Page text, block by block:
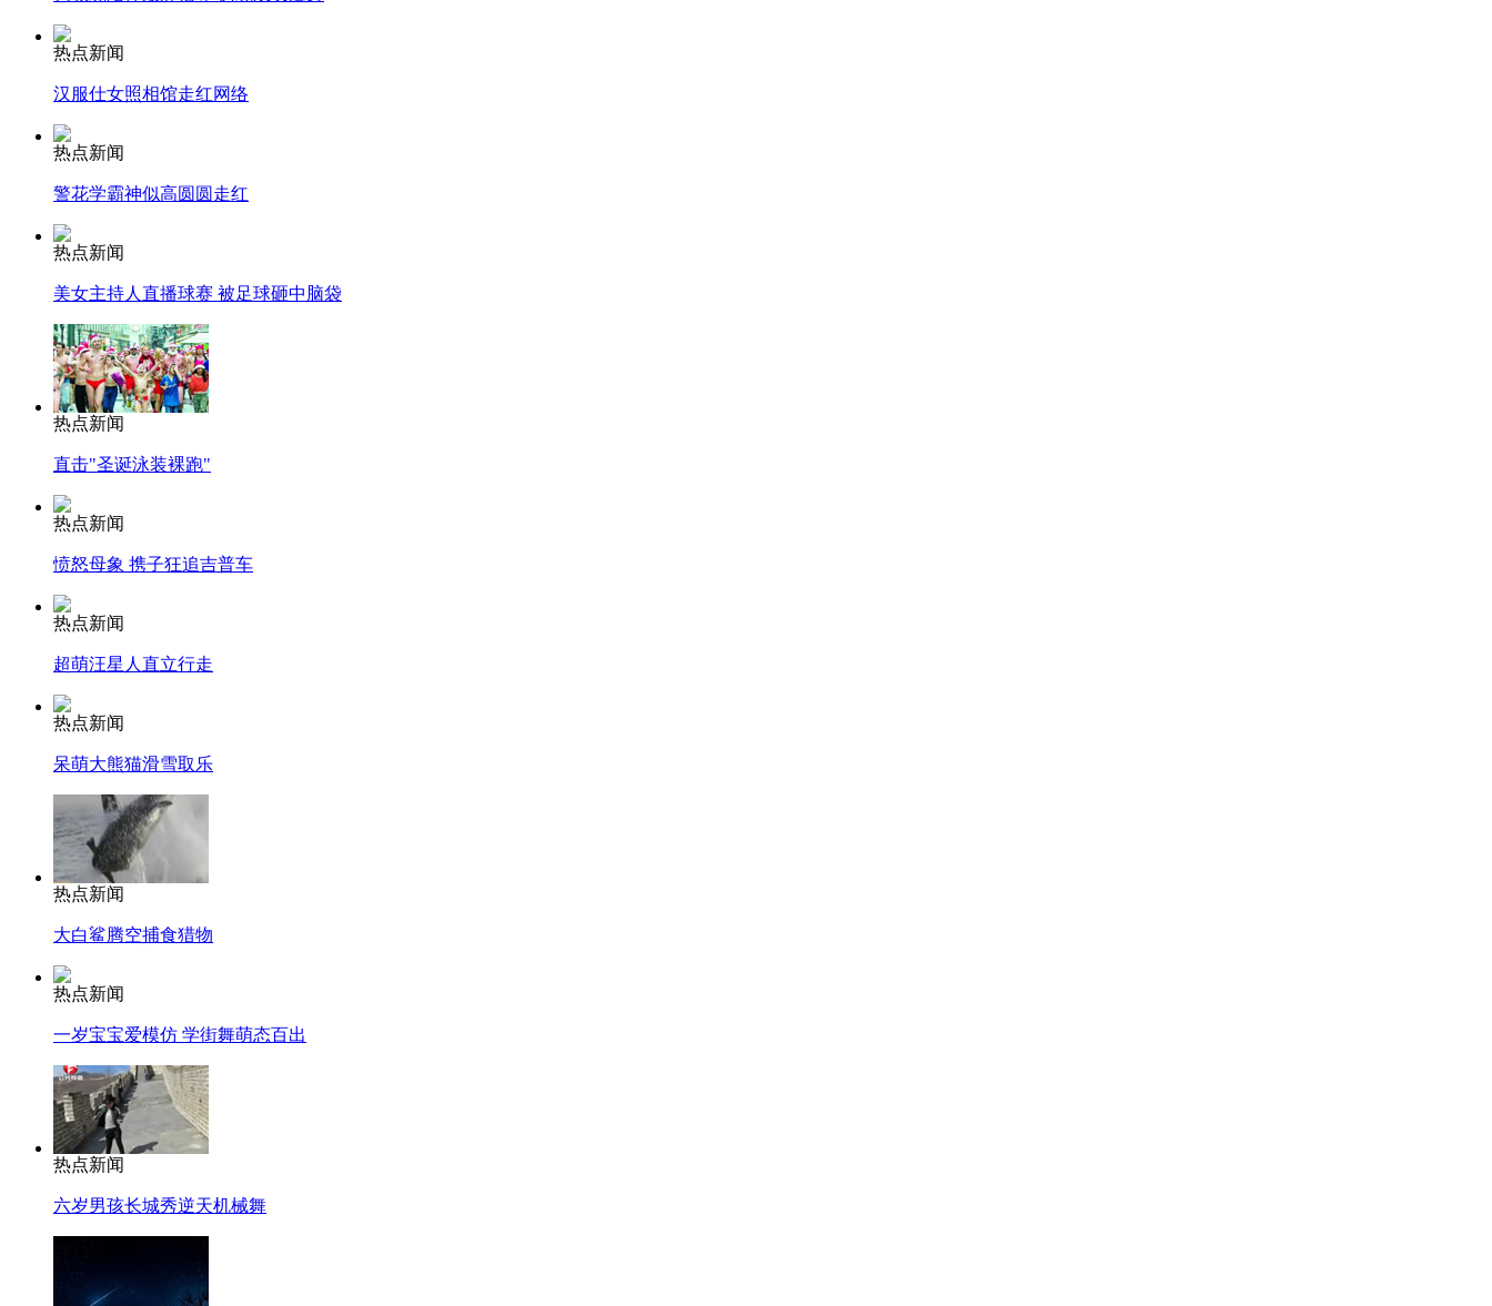
纽约上演“枕头大战”
热点新闻
汉服仕女照相馆走红网络
热点新闻
警花学霸神似高圆圆走红
热点新闻
美女主持人直播球赛 被足球砸中脑袋
热点新闻
直击"圣诞泳装裸跑"
热点新闻
愤怒母象 携子狂追吉普车
热点新闻
超萌汪星人直立行走
热点新闻
呆萌大熊猫滑雪取乐
热点新闻
大白鲨腾空捕食猎物
热点新闻
一岁宝宝爱模仿 学街舞萌态百出
热点新闻
六岁男孩长城秀逆天机械舞